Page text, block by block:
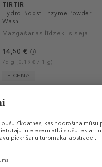
TIRTIR
Hydro Boost Enzyme Powder
Wash
Mazgāšanas līdzeklis sejai
14,50 €
75 g (0,19 € / 1 g)
E-CENA